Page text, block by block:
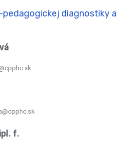
pedagogickej diagnostiky a
f.